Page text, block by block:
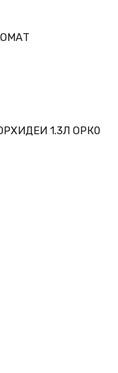
1.3Л ОРК0